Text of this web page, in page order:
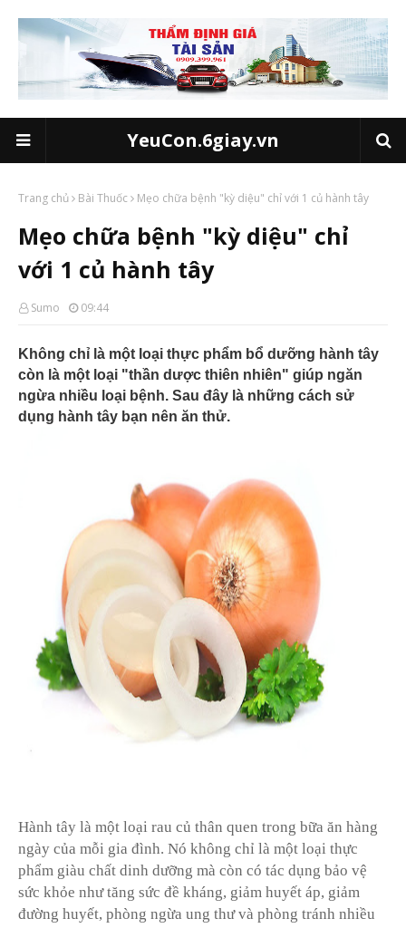
YeuCon.6giay.vn
Trang chủ Bài Thuốc Mẹo chữa bệnh "kỳ diệu" chỉ với 1 củ hành tây
Mẹo chữa bệnh "kỳ diệu" chỉ
với 1 củ hành tây
Sumo 09:44
Không chỉ là một loại thực phẩm bổ dưỡng hành tây
còn là một loại "thần dược thiên nhiên" giúp ngăn
ngừa nhiều loại bệnh. Sau đây là những cách sử
dụng hành tây bạn nên ăn thử.
Hành tây là một loại rau củ thân quen trong bữa ăn hàng
ngày của mỗi gia đình. Nó không chỉ là một loại thực
phẩm giàu chất dinh dưỡng mà còn có tác dụng bảo vệ
sức khỏe như tăng sức đề kháng, giảm huyết áp, giảm
đường huyết, phòng ngừa ung thư và phòng tránh nhiều